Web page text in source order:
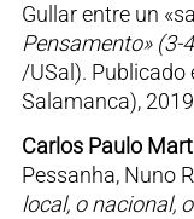
Gullar entre un
Pensamento»
/USal). Publicado
Salamanca),
Carlos Paulo
Pessanha, Nuno
local, o nacional,